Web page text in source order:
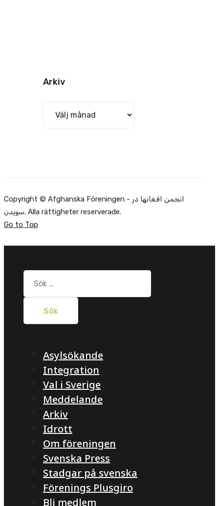
Arkiv
Copyright © Afghanska Föreningen - انجمن افغانها در
سویدن. Alla rättigheter reserverade.
Go to Top
Sök
efter:
Asylsökande
Integration
Val i Sverige
Meddelande
Arkiv
Idrott
Om föreningen
Svenska Press
Stadgar på svenska
Förenings Plusgiro